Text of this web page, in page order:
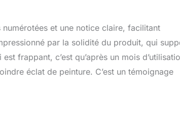
et une notice claire, facilitant
par la solidité du produit, qui
frappant, c’est qu’après un mois
éclat de peinture. C’est un témoignage